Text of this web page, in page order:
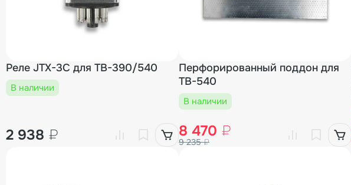
Реле JTX-3C для TB-390/540
В наличии
2 938 ₽
Перфорированный поддон для
TB-540
В наличии
8 470 ₽
9 235₽